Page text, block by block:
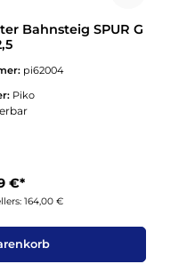
Bahnsteig SPUR G
pi62004
Piko
€*
164,00 €